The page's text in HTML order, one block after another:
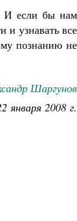
И если бы нам
и узнавать все
познанию не
Шаргунов
января 2008 г.